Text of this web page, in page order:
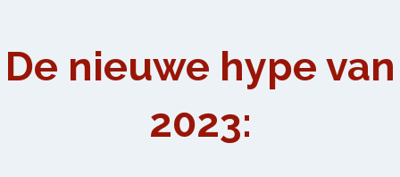
De nieuwe hype van
2023: